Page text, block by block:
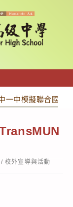
一中模擬聯合國會
/ 校外宣導與活動